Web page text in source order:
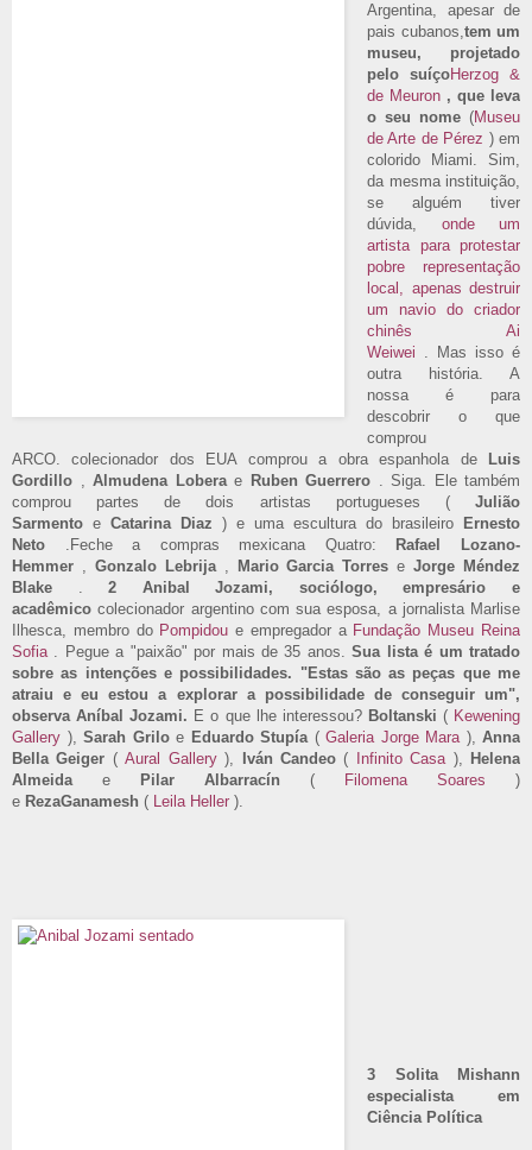
Argentina, apesar de
pais cubanos,tem um
museu, projetado
pelo suíçoHerzog &
de Meuron , que leva
o seu nome (Museu
de Arte de Pérez ) em
colorido Miami. Sim,
da mesma instituição,
se alguém tiver
dúvida, onde um
artista para protestar
pobre representação
local, apenas destruir
um navio do criador
chinês Ai
Weiwei . Mas isso é
outra história. A
nossa é para
descobrir o que
comprou
ARCO. colecionador dos EUA comprou a obra espanhola de
Luis
Gordillo , Almudena Loberae Ruben Guerrero . Siga. Ele também
comprou partes de dois artistas portugueses ( Julião
Sarmento e Catarina Diaz ) e uma escultura do brasileiro
Ernesto
Neto .Feche a compras mexicana Quatro:
Rafael Lozano-
Hemmer , Gonzalo Lebrija, Mario Garcia Torres eJorge Méndez
Blake .2 Anibal Jozami, sociólogo, empresário e
acadêmico colecionador argentino com sua esposa, a jornalista Marlise
Ilhesca, membro do Pompidou e empregador a Fundação Museu Reina
Sofia. Pegue a "paixão" por mais de 35 anos.Sua lista é um tratado
sobre as intenções e possibilidades. "Estas são as peças que me
atraiu e eu estou a explorar a possibilidade de conseguir um",
observa Aníbal Jozami. E o que lhe interessou? Boltanski ( Kewening
Gallery ), Sarah Griloe Eduardo Stupía( Galeria Jorge Mara), Anna
Bella Geiger (Aural Gallery), Iván Candeo( Infinito Casa), Helena
Almeidae Pilar Albarracín ( Filomena Soares )
e RezaGanamesh ( Leila Heller ).
3 Solita Mishann
especialista em
Ciência Política